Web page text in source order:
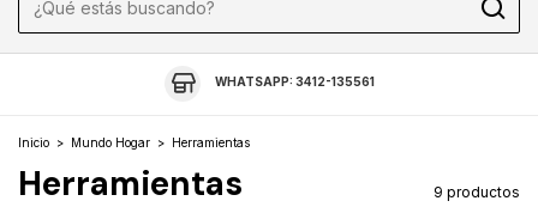
WHATSAPP: 3412-135561
Inicio > Mundo Hogar > Herramientas
Herramientas 9 productos